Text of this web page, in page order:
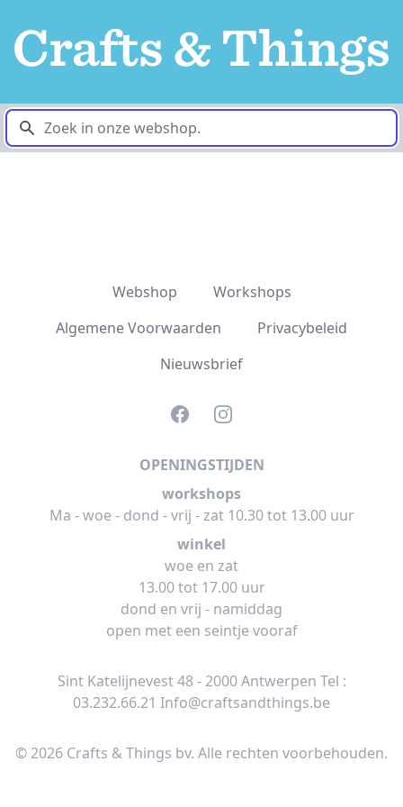
Zoek
Webshop
Workshops
Algemene Voorwaarden
Privacybeleid
Nieuwsbrief
FacebookInstagram
OPENINGSTIJDEN
workshops
Ma - woe - dond - vrij - zat 10.30 tot 13.00 uur
winkel
woe en zat
13.00 tot 17.00 uur
dond en vrij - namiddag
open met een seintje vooraf
Sint Katelijnevest 48 - 2000 Antwerpen Tel :
03.232.66.21 Info@craftsandthings.be
© 2026 Crafts & Things bv. Alle rechten voorbehouden.